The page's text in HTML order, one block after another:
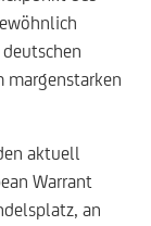
margenstarken
aktuell
Warrant
an